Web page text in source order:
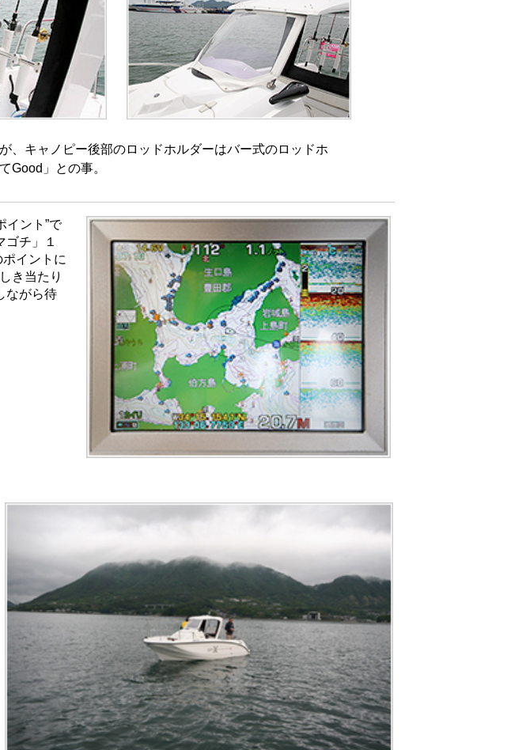
、キャノピー後部のロッドホルダーはバー式のロッドホ
Good」との事。
イント”で
チ」１
イントに
き当たり
ながら待